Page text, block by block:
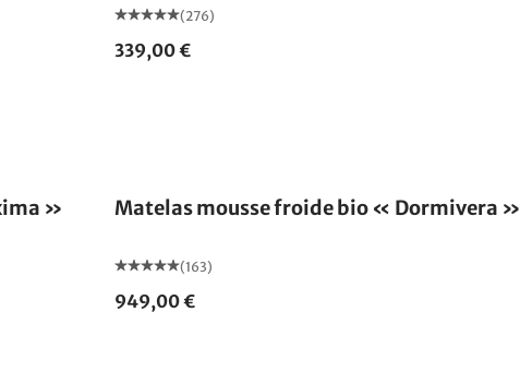
(276)
339,00 €
» Matelas mousse froide bio « Dormivera »
(163)
949,00 €